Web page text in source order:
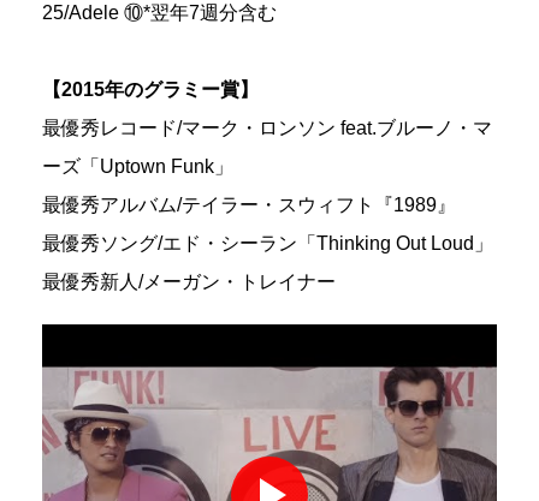
25/Adele ⑩*翌年7週分含む
【2015年のグラミー賞】
最優秀レコード/マーク・ロンソン feat.ブルーノ・マ
ーズ「Uptown Funk」
最優秀アルバム/テイラー・スウィフト『1989』
最優秀ソング/エド・シーラン「Thinking Out Loud」
最優秀新人/メーガン・トレイナー